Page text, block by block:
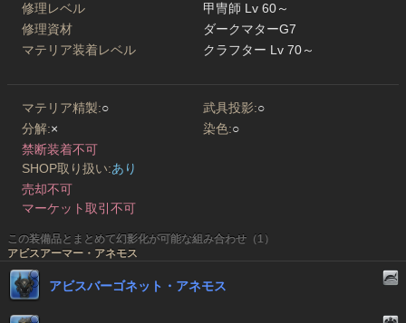
修理レベル
甲冑師 Lv 60～
修理資材
ダークマターG7
マテリア装着レベル
クラフター Lv 70～
マテリア精製:○ 武具投影:○
分解:× 染色:○
禁断装着不可
SHOP取り扱い:あり
売却不可
マーケット取引不可
この装備品とまとめて幻影化が可能な組み合わせ（1）
アビスアーマー・アネモス
アビスバーゴネット・アネモス